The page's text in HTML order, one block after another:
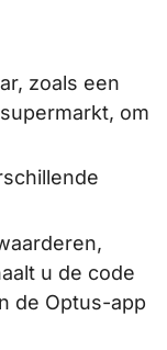
zoals een
om
u de code
de Optus-app